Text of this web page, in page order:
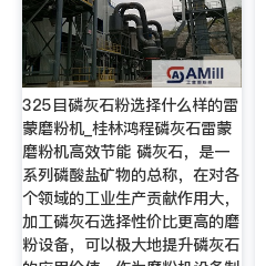
325目磷灰石粉选择什么样的雷
蒙磨粉机_桂林鸿程磷灰石雷蒙
磨粉机高效节能 磷灰石，是一
系列磷酸盐矿物的总称，在对各
个领域的工业生产贡献作用大，
加工磷灰石选择性价比更高的磨
粉设备，可以极大地提升磷灰石